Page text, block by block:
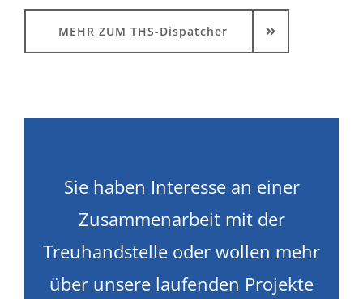
MEHR ZUM THS-Dispatcher
Sie haben Interesse an einer
Zusammenarbeit mit der
Treuhandstelle oder wollen mehr
über unsere laufenden Projekte